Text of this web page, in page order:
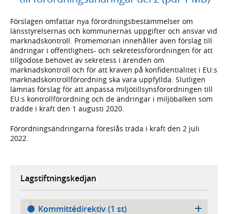
Förslagen omfattar nya förordningsbestämmelser om
länsstyrelsernas och kommunernas uppgifter och ansvar vid
marknadskontroll. Promemorian innehåller även förslag till
ändringar i offentlighets- och sekretessförordningen för att
tillgodose behovet av sekretess i ärenden om
marknadskontroll och för att kraven på konfidentialitet i EU:s
marknadskontrollförordning ska vara uppfyllda. Slutligen
lämnas förslag för att anpassa miljötillsynsförordningen till
EU:s kontrollförordning och de ändringar i miljöbalken som
trädde i kraft den 1 augusti 2020.
Förordningsändringarna föreslås träda i kraft den 2 juli
2022.
Lagstiftningskedjan
Kommittédirektiv (1 st)